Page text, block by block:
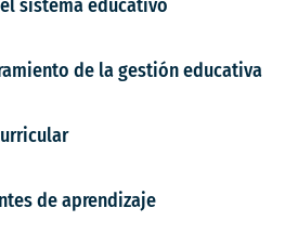
sistema educativo
de la gestión educativa
de aprendizaje